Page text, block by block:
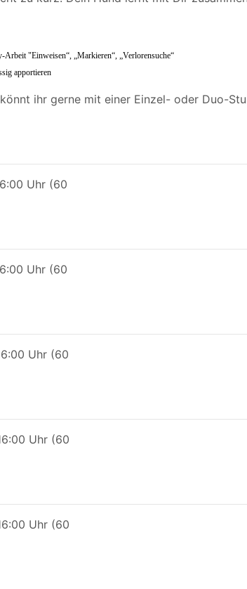
"Einweisen“, „Markieren“, „Verlorensuche“
apportieren
ihr gerne mit einer Einzel- oder Duo-
Uhr (60
Uhr (60
Uhr (60
Uhr (60
Uhr (60